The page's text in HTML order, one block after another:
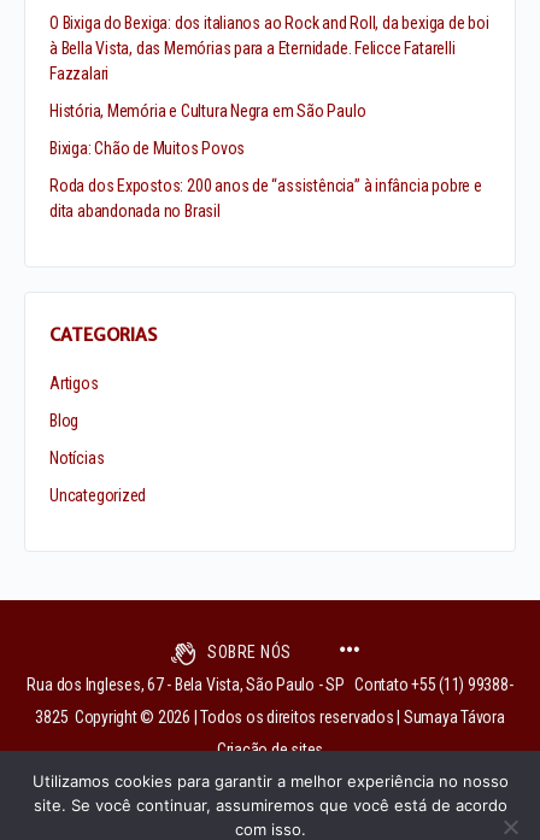
O Bixiga do Bexiga: dos italianos ao Rock and Roll, da bexiga de boi
à Bella Vista, das Memórias para a Eternidade. Felicce Fatarelli
Fazzalari
História, Memória e Cultura Negra em São Paulo
Bixiga: Chão de Muitos Povos
Roda dos Expostos: 200 anos de “assistência” à infância pobre e
dita abandonada no Brasil
CATEGORIAS
Artigos
Blog
Notícias
Uncategorized
SOBRE NÓS
Rua dos Ingleses, 67 - Bela Vista, São Paulo - SP Contato +55 (11) 99388-
3825 Copyright © 2026 | Todos os direitos reservados | Sumaya Távora
Criação de sites
Utilizamos cookies para garantir a melhor experiência no nosso
site. Se você continuar, assumiremos que você está de acordo
com isso.